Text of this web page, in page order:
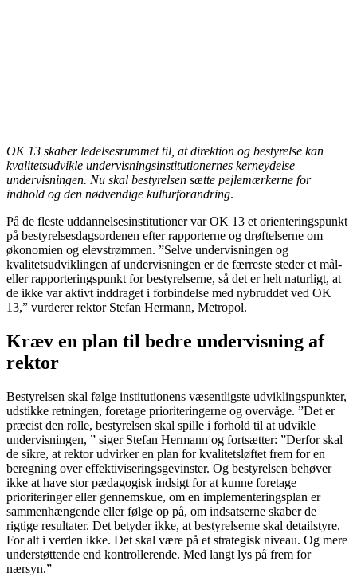
OK 13 skaber ledelsesrummet til, at direktion og bestyrelse kan
kvalitetsudvikle undervisningsinstitutionernes kerneydelse –
undervisningen. Nu skal bestyrelsen sætte pejlemærkerne for
indhold og den nødvendige kulturforandring.
På de fleste uddannelsesinstitutioner var OK 13 et orienteringspunkt
på bestyrelsesdagsordenen efter rapporterne og drøftelserne om
økonomien og elevstrømmen. ”Selve undervisningen og
kvalitetsudviklingen af undervisningen er de færreste steder et mål-
eller rapporteringspunkt for bestyrelserne, så det er helt naturligt, at
de ikke var aktivt inddraget i forbindelse med nybruddet ved OK
13,” vurderer rektor Stefan Hermann, Metropol.
Kræv en plan til bedre undervisning af
rektor
Bestyrelsen skal følge institutionens væsentligste udviklingspunkter,
udstikke retningen, foretage prioriteringerne og overvåge. ”Det er
præcist den rolle, bestyrelsen skal spille i forhold til at udvikle
undervisningen, ” siger Stefan Hermann og fortsætter: ”Derfor skal
de sikre, at rektor udvirker en plan for kvalitetsløftet frem for en
beregning over effektiviseringsgevinster. Og bestyrelsen behøver
ikke at have stor pædagogisk indsigt for at kunne foretage
prioriteringer eller gennemskue, om en implementeringsplan er
sammenhængende eller følge op på, om indsatserne skaber de
rigtige resultater. Det betyder ikke, at bestyrelserne skal detailstyre.
For alt i verden ikke. Det skal være på et strategisk niveau. Og mere
understøttende end kontrollerende. Med langt lys på frem for
nærsyn.”